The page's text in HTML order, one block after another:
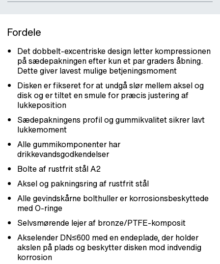
Fordele
Det dobbelt-excentriske design letter kompressionen
på sædepakningen efter kun et par graders åbning.
Dette giver lavest mulige betjeningsmoment
Disken er fikseret for at undgå slør mellem aksel og
disk og er tiltet en smule for præcis justering af
lukkeposition
Sædepakningens profil og gummikvalitet sikrer lavt
lukkemoment
Alle gummikomponenter har
drikkevandsgodkendelser
Bolte af rustfrit stål A2
Aksel og pakningsring af rustfrit stål
Alle gevindskårne bolthuller er korrosionsbeskyttede
med O-ringe
Selvsmørende lejer af bronze/PTFE-komposit
Akselender DN≤600 med en endeplade, der holder
akslen på plads og beskytter disken mod indvendig
korrosion